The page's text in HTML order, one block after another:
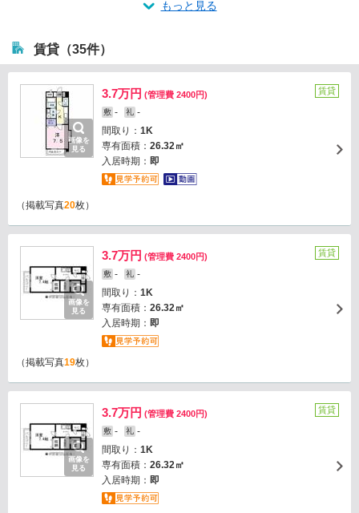
もっと見る
賃貸（35件）
画像を
見る
3.7万円 (管理費 2400円)
敷 - 礼 -
間取り： 1K
専有面積： 26.32㎡
入居時期： 即
賃貸
（掲載写真20枚）
画像を
見る
3.7万円 (管理費 2400円)
敷 - 礼 -
間取り： 1K
専有面積： 26.32㎡
入居時期： 即
賃貸
（掲載写真19枚）
画像を
見る
3.7万円 (管理費 2400円)
敷 - 礼 -
間取り： 1K
専有面積： 26.32㎡
入居時期： 即
賃貸